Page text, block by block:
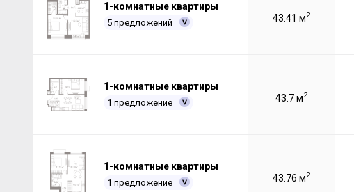
1-комнатные квартиры
5 предложений 43.41 м2
1-комнатные квартиры
1 предложение 43.7 м2
1-комнатные квартиры
1 предложение 43.76 м2